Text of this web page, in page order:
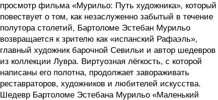
просмотр фильма «Мурильо: Путь художника», который
повествует о том, как незаслуженно забытый в течение
полутора столетий, Бартоломе Эстебан Мурильо
возвращается к зрителю как «испанский Рафаэль»,
главный художник барочной Севильи и автор шедевров
из коллекции Лувра. Виртуозная лёгкость, с которой
написаны его полотна, продолжает завораживать
реставраторов, художников и любителей искусства.
Шедевр Бартоломе Эстебана Мурильо «Маленький